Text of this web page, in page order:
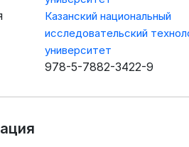
Казанский национальный
исследовательский
университет
978-5-7882-3422-9